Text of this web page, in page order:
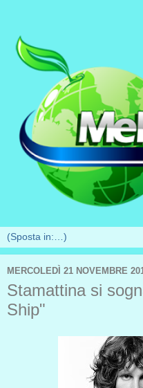
MERCOLEDÌ 21 NOVEMBRE
Stamattina si
Ship"